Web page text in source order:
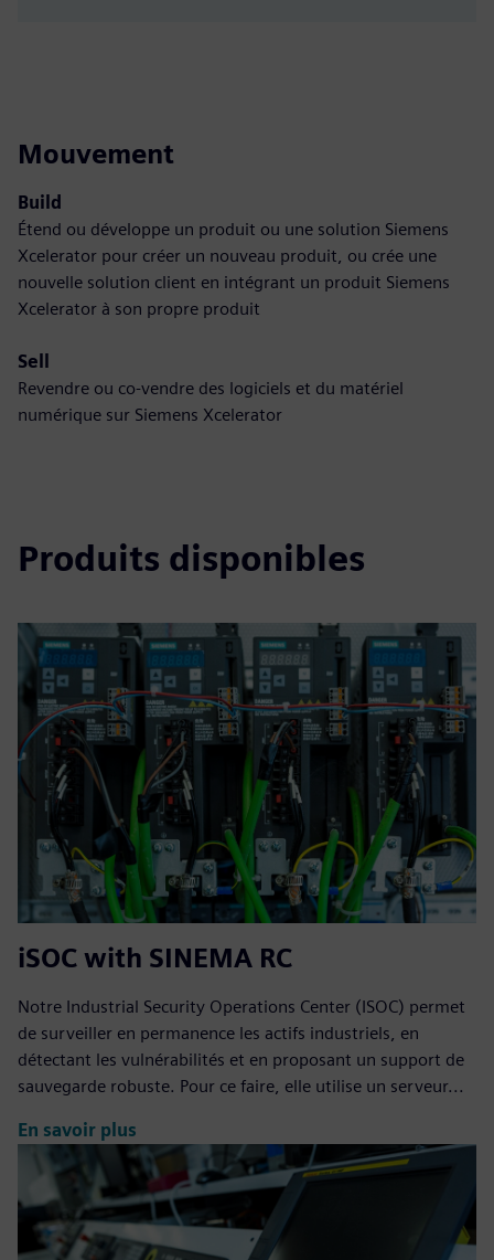
Mouvement
Build
Étend ou développe un produit ou une solution Siemens
Xcelerator pour créer un nouveau produit, ou crée une
nouvelle solution client en intégrant un produit Siemens
Xcelerator à son propre produit
Sell
Revendre ou co-vendre des logiciels et du matériel
numérique sur Siemens Xcelerator
Produits disponibles
iSOC with SINEMA RC
Notre Industrial Security Operations Center (ISOC) permet
de surveiller en permanence les actifs industriels, en
détectant les vulnérabilités et en proposant un support de
sauvegarde robuste. Pour ce faire, elle utilise un serveur...
En savoir plus